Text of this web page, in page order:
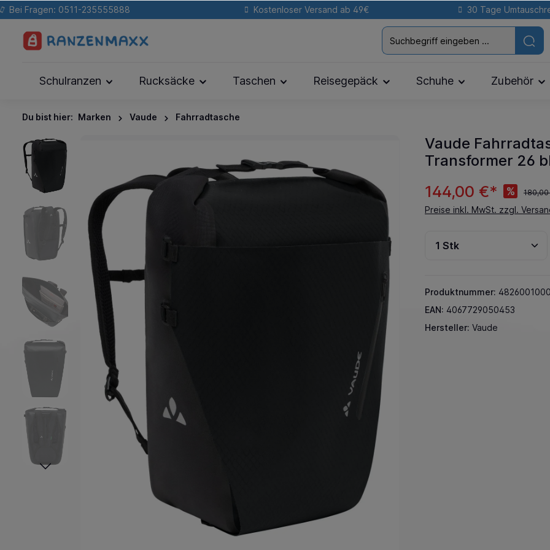
Bei Fragen: 0511-235555888 Kostenloser Versand ab 49€ 30 Tage
Schulranzen Rucksäcke Taschen Reisegepäck Schuhe Zubehör
Du bist hier: Marken Vaude Fahrradtasche
Vaude
Transformer 26
144,00 €* %
Preise inkl. MwSt. zzgl.
Produktnummer:
EAN: 4067729050453
Hersteller: Vaude